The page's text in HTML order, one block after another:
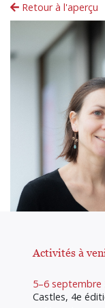
Retour à l'aperçu
Activités à
5–6 septembre
Castles, 4e